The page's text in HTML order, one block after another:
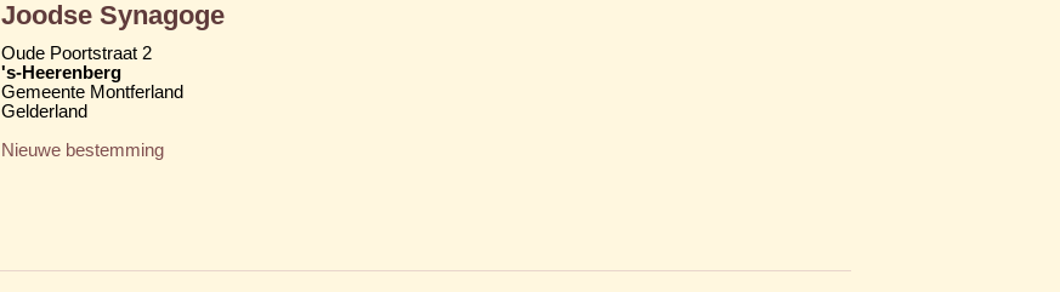
Joodse Synagoge
Oude Poortstraat 2
's-Heerenberg
Gemeente Montferland
Gelderland
Nieuwe bestemming